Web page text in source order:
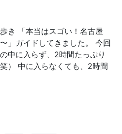
き 「本当はスゴい！名古屋
」ガイドしてきました。 今回
中に入らず、2時間たっぷり
） 中に入らなくても、2時間